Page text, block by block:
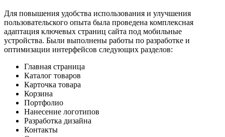
Для повышения удобства использования и улучшения
пользовательского опыта была проведена комплексная
адаптация ключевых страниц сайта под мобильные
устройства. Были выполнены работы по разработке и
оптимизации интерфейсов следующих разделов:
Главная страница
Каталог товаров
Карточка товара
Корзина
Портфолио
Нанесение логотипов
Разработка дизайна
Контакты